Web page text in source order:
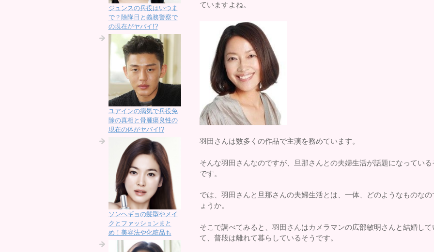
ていますよね。
羽田さんは数多くの作品で主演を務めています。
そんな羽田さんなのですが、旦那さんとの夫婦生活が話題になっている
です。
では、羽田さんと旦那さんの夫婦生活とは、一体、どのようなものなの
ょうか。
そこで調べてみると、羽田さんはカメラマンの広部敏明さんと結婚して
て、普段は離れて暮らしているそうです。
ジュンスの兵役はいつま
で？除隊日と義務警察で
の現在がヤバイ!?
ユアインの病気で兵役免
除の真相と骨腫瘍良性の
現在の体がヤバイ!?
ソンヘギョの髪型やメイ
クとファッションまと
め！美容法や化粧品も